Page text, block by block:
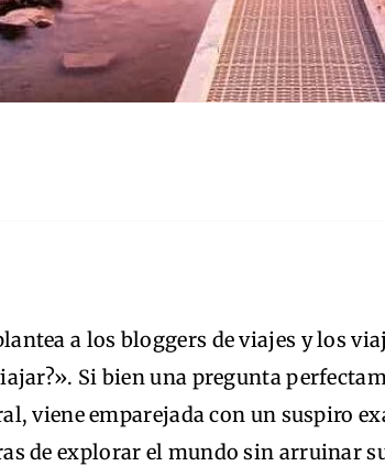
a los bloggers de viajes y los
Si bien una pregunta
viene emparejada con un suspiro
de explorar el mundo sin arruinar